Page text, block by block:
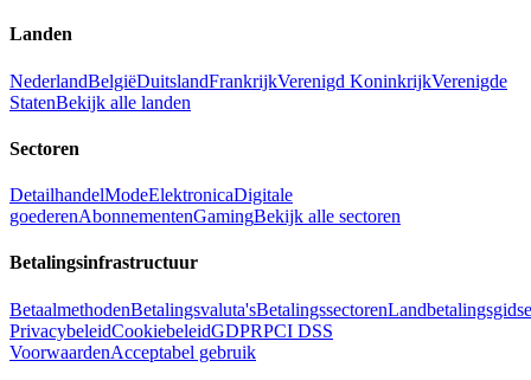
Landen
NederlandBelgiëDuitslandFrankrijkVerenigd KoninkrijkVerenigde
StatenBekijk alle landen
Sectoren
DetailhandelModeElektronicaDigitale
goederenAbonnementenGamingBekijk alle sectoren
Betalingsinfrastructuur
BetaalmethodenBetalingsvaluta'sBetalingssectoren
PrivacybeleidCookiebeleidGDPRPCI DSS
VoorwaardenAcceptabel gebruik